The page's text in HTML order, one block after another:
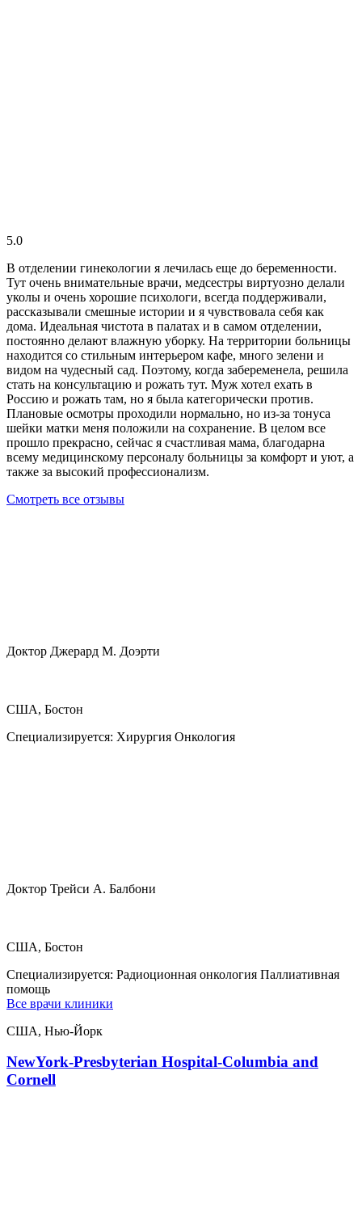
5.0
В отделении гинекологии я лечилась еще до беременности.
Тут очень внимательные врачи, медсестры виртуозно делали
уколы и очень хорошие психологи, всегда поддерживали,
рассказывали смешные истории и я чувствовала себя как
дома. Идеальная чистота в палатах и в самом отделении,
постоянно делают влажную уборку. На территории больницы
находится со стильным интерьером кафе, много зелени и
видом на чудесный сад. Поэтому, когда забеременела, решила
стать на консультацию и рожать тут. Муж хотел ехать в
Россию и рожать там, но я была категорически против.
Плановые осмотры проходили нормально, но из-за тонуса
шейки матки меня положили на сохранение. В целом все
прошло прекрасно, сейчас я счастливая мама, благодарна
всему медицинскому персоналу больницы за комфорт и уют, а
также за высокий профессионализм.
Смотреть все отзывы
Доктор Джерард М. Доэрти
США, Бостон
Специализируется: Хирургия Онкология
Доктор Трейси А. Балбони
США, Бостон
Специализируется: Радиоционная онкология Паллиативная
помощь
Все врачи клиники
США, Нью-Йорк
NewYork-Presbyterian Hospital-Columbia and
Cornell